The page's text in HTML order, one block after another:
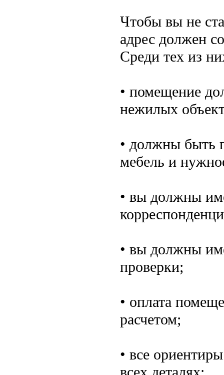
Чтобы вы не
адрес должен
Среди тех из
• помещение
нежилых
• должны быть
мебель и
• вы должны
• вы должны
проверки;
• оплата
расчетом;
• все